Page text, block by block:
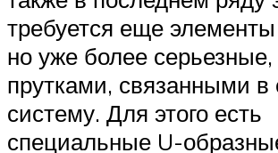
требуется еще
но уже более
прутками, связанными
систему. Для этого есть
специальные U-